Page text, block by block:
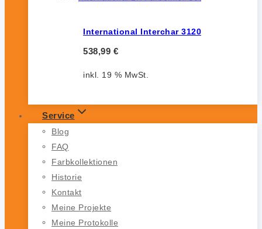
International Interchar 3120
538,99 €
inkl. 19 % MwSt.
Service
Blog
FAQ
Farbkollektionen
Historie
Kontakt
Meine Projekte
Meine Protokolle